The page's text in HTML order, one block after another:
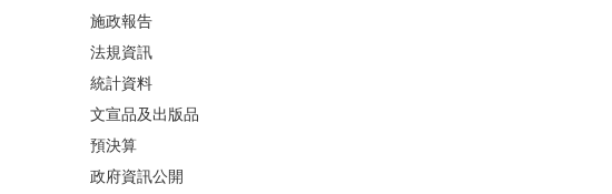
施政報告
法規資訊
統計資料
文宣品及出版品
預決算
政府資訊公開